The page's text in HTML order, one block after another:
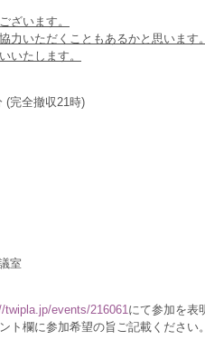
ざいます。
力いただくこともあるかと思います。
いたします。
(完全撤収21時)
室
twipla.jp/events/216061 にて参加を表
ト欄に参加希望の旨ご記載ください。